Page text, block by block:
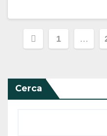
articoli
1 …
Cerca